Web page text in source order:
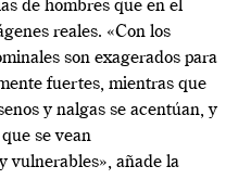
de hombres que en el
reales. «Con los
son exagerados para
fuertes, mientras que
y nalgas se acentúan, y
se vean
vulnerables», añade la